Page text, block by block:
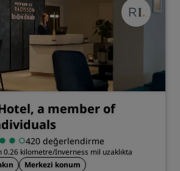
a member of
420 değerlendirme
0.26 kilometre/Inverness mil uzaklıkta
Merkezi konum